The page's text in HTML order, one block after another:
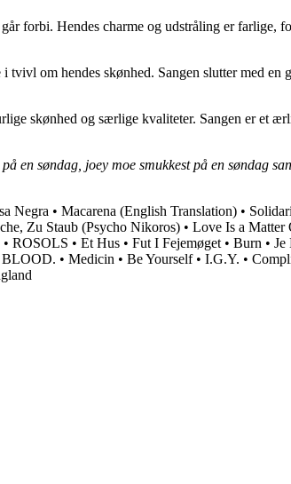
forbi. Hendes charme og udstråling er farlige,
om hendes skønhed. Sangen slutter med en
skønhed og særlige kvaliteter. Sangen er et
søndag, joey moe smukkest på en søndag
Negra • Macarena (English Translation) •
Zu Staub (Psycho Nikoros) • Love Is a
• ROSOLS • Et Hus • Fut I Fejemøget • Burn • Je
BLOOD. • Medicin • Be Yourself• I.G.Y. •